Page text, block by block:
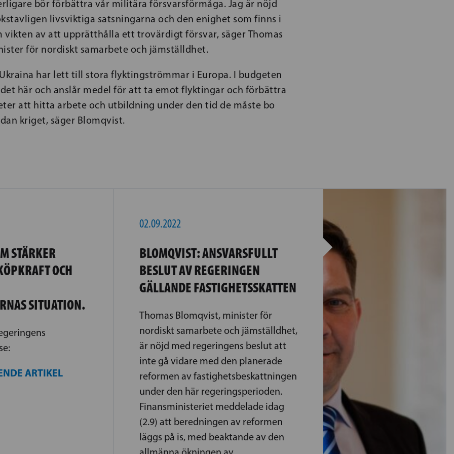
bör förbättra vår militära försvarsförmåga. Jag är nöjd
livsviktiga satsningarna och den enighet som finns i
vikten av att upprätthålla ett trovärdigt försvar, säger Thomas
för nordiskt samarbete och jämställdhet.
har lett till stora flyktingströmmar i Europa. I budgeten
här och anslår medel för att ta emot flyktingar och förbättra
att hitta arbete och utbildning under den tid de måste bo
kriget, säger Blomqvist.
STÄRKER
OCH
SITUATION.
ARTIKEL
02.09.2022
BLOMQVIST: ANSVARSFULLT
BESLUT AV REGERINGEN
GÄLLANDE FASTIGHETSSKATTEN
Thomas Blomqvist, minister för
nordiskt samarbete och jämställdhet,
är nöjd med regeringens beslut att
inte gå vidare med den planerade
reformen av fastighetsbeskattningen
under den här regeringsperioden.
Finansministeriet meddelade idag
(2.9) att beredningen av reformen
läggs på is, med beaktande av den